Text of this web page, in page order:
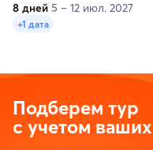
8 дней 5 – 12 июл. 2027
+1 дата
Подберем тур
с учетом